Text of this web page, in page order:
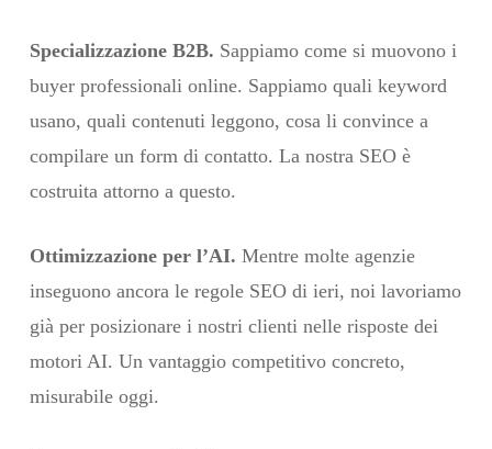
Specializzazione B2B. Sappiamo come si muovono i
buyer professionali online. Sappiamo quali keyword
usano, quali contenuti leggono, cosa li convince a
compilare un form di contatto. La nostra SEO è
costruita attorno a questo.
Ottimizzazione per l’AI. Mentre molte agenzie
inseguono ancora le regole SEO di ieri, noi lavoriamo
già per posizionare i nostri clienti nelle risposte dei
motori AI. Un vantaggio competitivo concreto,
misurabile oggi.